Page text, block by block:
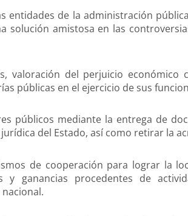
entidades de la administración
solución amistosa en las
valoración del perjuicio económico
públicas en el ejercicio de sus
públicos mediante la entrega de
del Estado, así como retirar la
de cooperación para lograr la
y ganancias procedentes de